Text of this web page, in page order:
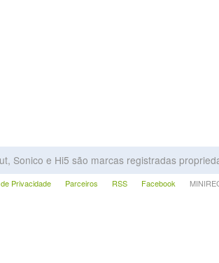
Sonico e Hi5 são marcas registradas
Privacidade Parceiros RSS Facebook